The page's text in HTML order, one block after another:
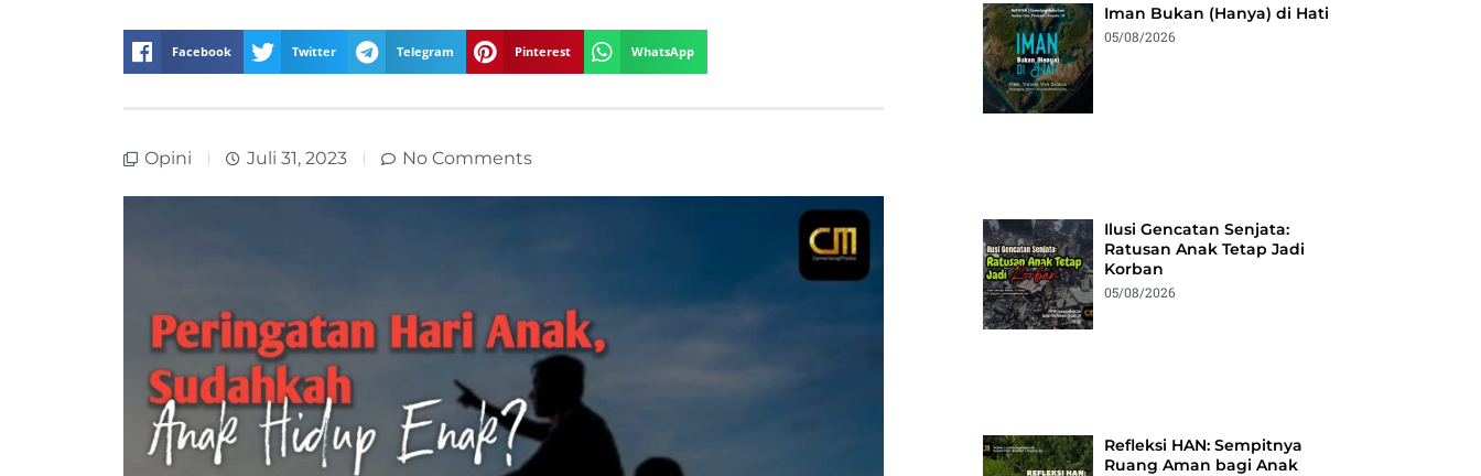
Facebook Twitter Telegram Pinterest WhatsApp
Opini Juli 31, 2023 No Comments
Iman Bukan (Hanya) di Hati
05/08/2026
Ilusi Gencatan Senjata:
Ratusan Anak Tetap Jadi
Korban
05/08/2026
Refleksi HAN: Sempitnya
Ruang Aman bagi Anak